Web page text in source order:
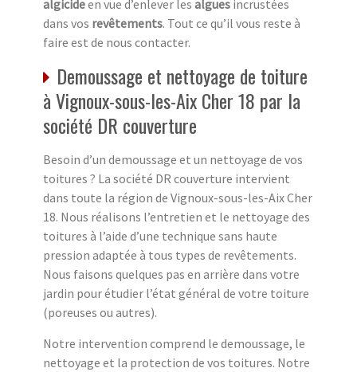
algicideen vue d’enlever les algues incrustées
dans vos revêtements. Tout ce qu’il vous reste à
faire est de nous contacter.
Demoussage et nettoyage de toiture
à Vignoux-sous-les-Aix Cher 18 par la
société DR couverture
Besoin d’un demoussage et un nettoyage de vos
toitures ? La société DR couverture intervient
dans toute la région de Vignoux-sous-les-Aix Cher
18. Nous réalisons l’entretien et le nettoyage des
toitures à l’aide d’une technique sans haute
pression adaptée à tous types de revêtements.
Nous faisons quelques pas en arrière dans votre
jardin pour étudier l’état général de votre toiture
(poreuses ou autres).
Notre intervention comprend le demoussage, le
nettoyage et la protection de vos toitures. Notre